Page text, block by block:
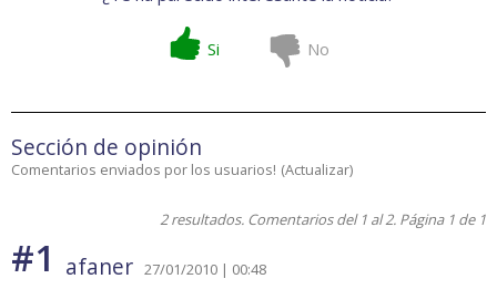
Si No
Sección de opinión
Comentarios enviados por los usuarios! (Actualizar)
2 resultados. Comentarios del 1 al 2. Página 1 de 1
#1 afaner 27/01/2010 | 00:48